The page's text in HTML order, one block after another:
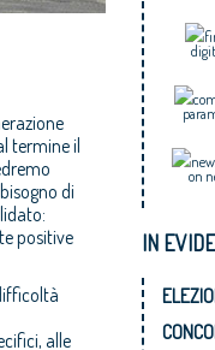
termine il
di
positive
alle
on
IN